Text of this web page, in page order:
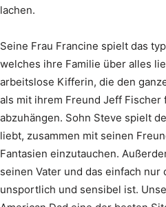
lachen.
Seine Frau Francine spielt das
welches ihre Familie über alles
arbeitslose Kifferin, die den
als mit ihrem Freund Jeff Fischer
abzuhängen. Sohn Steve spielt
liebt, zusammen mit seinen
Fantasien einzutauchen.
seinen Vater und das einfach nur
unsportlich und sensibel ist.